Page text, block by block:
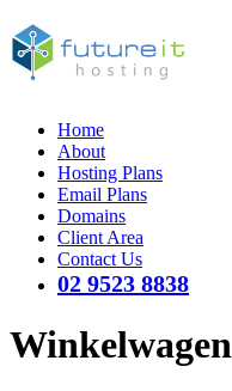
Home
About
Hosting Plans
Email Plans
Domains
Client Area
Contact Us
02 9523 8838
Winkelwagen